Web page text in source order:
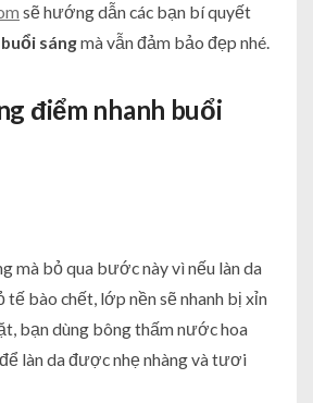
sẽ hướng dẫn các bạn bí quyết
sángmà vẫn đảm bảo đẹp nhé.
điểm nhanh buổi
mà bỏ qua bước này vì nếu làn da
bào chết, lớp nền sẽ nhanh bị xỉn
bạn dùng bông thấm nước hoa
làn da được nhẹ nhàng và tươi